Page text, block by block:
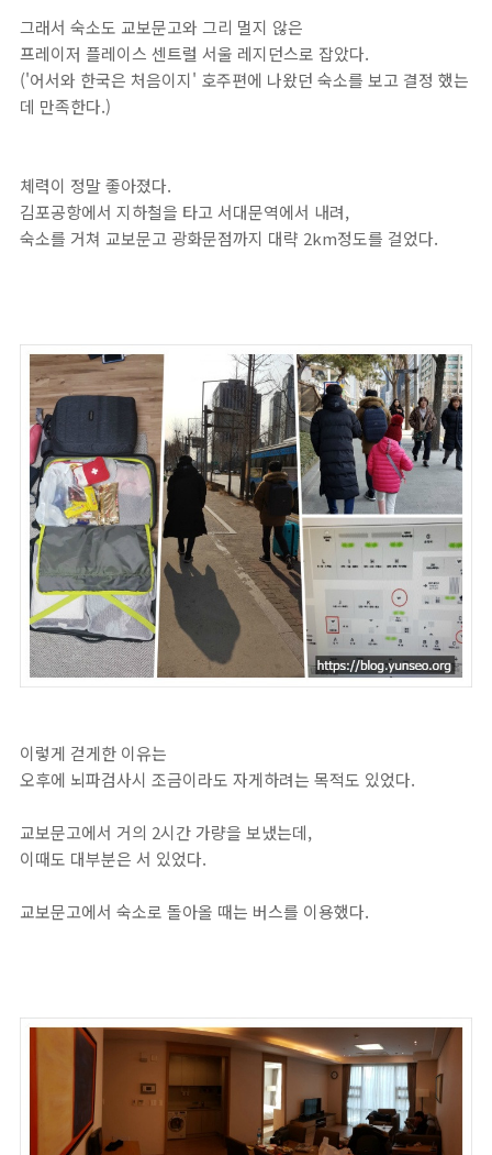
그래서 숙소도 교보문고와 그리 멀지 않은
프레이저 플레이스 센트럴 서울 레지던스로 잡았다.
('어서와 한국은 처음이지' 호주편에 나왔던 숙소를 보고 결정 했는
데 만족한다.)
체력이 정말 좋아졌다.
김포공항에서 지하철을 타고 서대문역에서 내려,
숙소를 거쳐 교보문고 광화문점까지 대략 2km정도를 걸었다.
이렇게 걷게한 이유는
오후에 뇌파검사시 조금이라도 자게하려는 목적도 있었다.
교보문고에서 거의 2시간 가량을 보냈는데,
이때도 대부분은 서 있었다.
교보문고에서 숙소로 돌아올 때는 버스를 이용했다.